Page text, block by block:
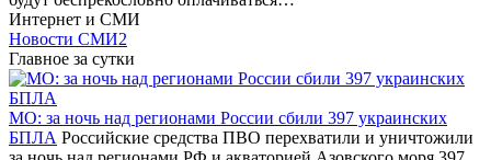
Интернет и СМИ
Новости СМИ2
Главное за сутки
МО: за ночь над регионами России сбили 397 украинских
БПЛА Российские средства ПВО перехватили и уничтожили